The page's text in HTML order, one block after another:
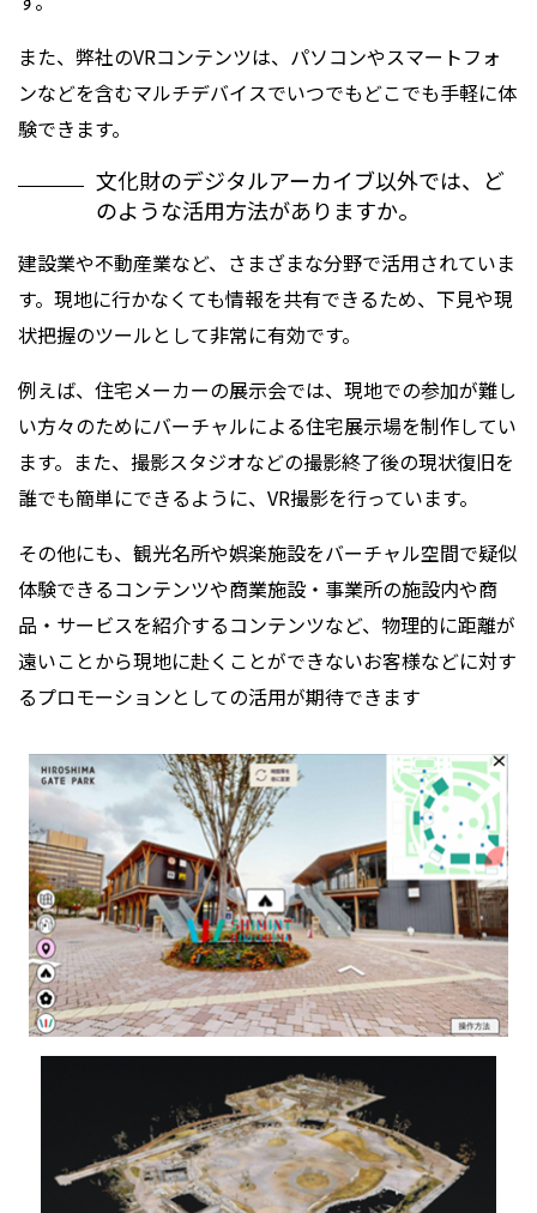
また、弊社のVRコンテンツは、パソコンやスマートフォ
ンなどを含むマルチデバイスでいつでもどこでも手軽に体
験できます。
文化財のデジタルアーカイブ以外では、ど
のような活用方法がありますか。
建設業や不動産業など、さまざまな分野で活用されていま
す。現地に行かなくても情報を共有できるため、下見や現
状把握のツールとして非常に有効です。
例えば、住宅メーカーの展示会では、現地での参加が難し
い方々のためにバーチャルによる住宅展示場を制作してい
ます。また、撮影スタジオなどの撮影終了後の現状復旧を
誰でも簡単にできるように、VR撮影を行っています。
その他にも、観光名所や娯楽施設をバーチャル空間で疑似
体験できるコンテンツや商業施設・事業所の施設内や商
品・サービスを紹介するコンテンツなど、物理的に距離が
遠いことから現地に赴くことができないお客様などに対す
るプロモーションとしての活用が期待できます